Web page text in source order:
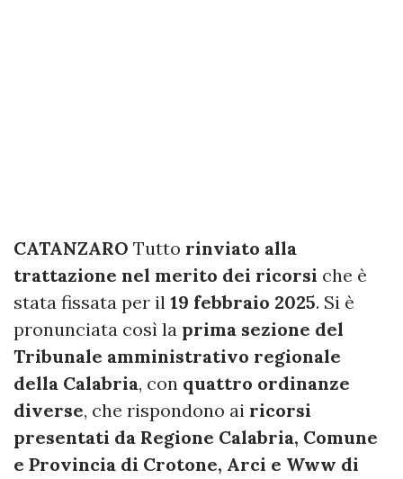
CATANZARO Tutto rinviato alla
trattazione nel merito dei ricorsi che è
stata fissata per il 19 febbraio 2025. Si è
pronunciata così la prima sezione del
Tribunale amministrativo regionale
della Calabria, con quattro ordinanze
diverse, che rispondono ai ricorsi
presentati da Regione Calabria, Comune
e Provincia di Crotone, Arci e Www di